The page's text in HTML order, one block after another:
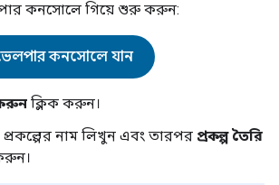
কনসোলে গিয়ে শুরু করুন:
কনসোলে যান
করুন ক্লিক করুন।
নাম লিখুন এবং তারপর প্রকল্প তৈরি